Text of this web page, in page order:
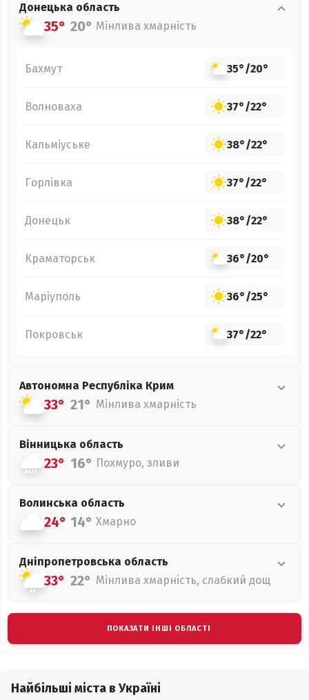
Донецька область
35° 20° Мінлива хмарність
Бахмут 35°/20°
Волноваха 37°/22°
Кальміуське 38°/22°
Горлівка 37°/22°
Донецьк 38°/22°
Краматорськ 36°/20°
Маріуполь 36°/25°
Покровськ 37°/22°
Автономна Республіка Крим
33° 21° Мінлива хмарність
Вінницька область
23° 16° Похмуро, зливи
Волинська область
24° 14° Хмарно
Дніпропетровська область
33° 22° Мінлива хмарність, слабкий дощ
ПОКАЗАТИ ІНШІ ОБЛАСТІ
Найбільші міста в Україні